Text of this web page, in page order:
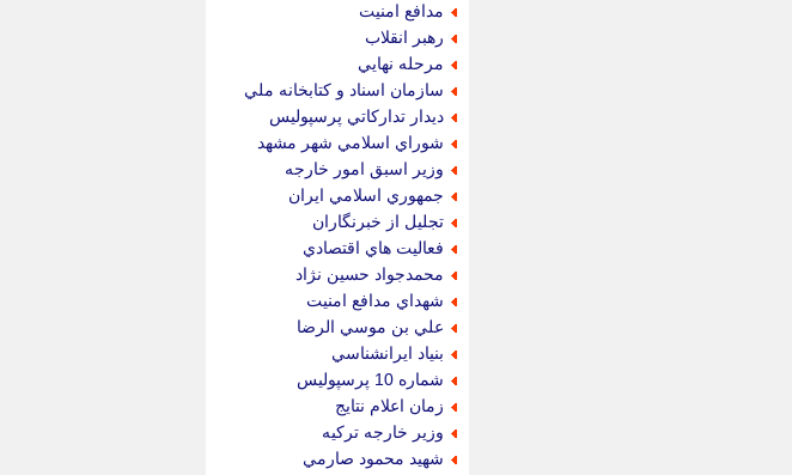
مدافع امنيت
رهبر انقلاب
مرحله نهايي
سازمان اسناد و كتابخانه ملي
ديدار تداركاتي پرسپوليس
شوراي اسلامي شهر مشهد
وزير اسبق امور خارجه
جمهوري اسلامي ايران
تجليل از خبرنگاران
فعاليت هاي اقتصادي
محمدجواد حسين نژاد
شهداي مدافع امنيت
علي بن موسي الرضا
بنياد ايرانشناسي
شماره 10 پرسپوليس
زمان اعلام نتايج
وزير خارجه تركيه
شهيد محمود صارمي